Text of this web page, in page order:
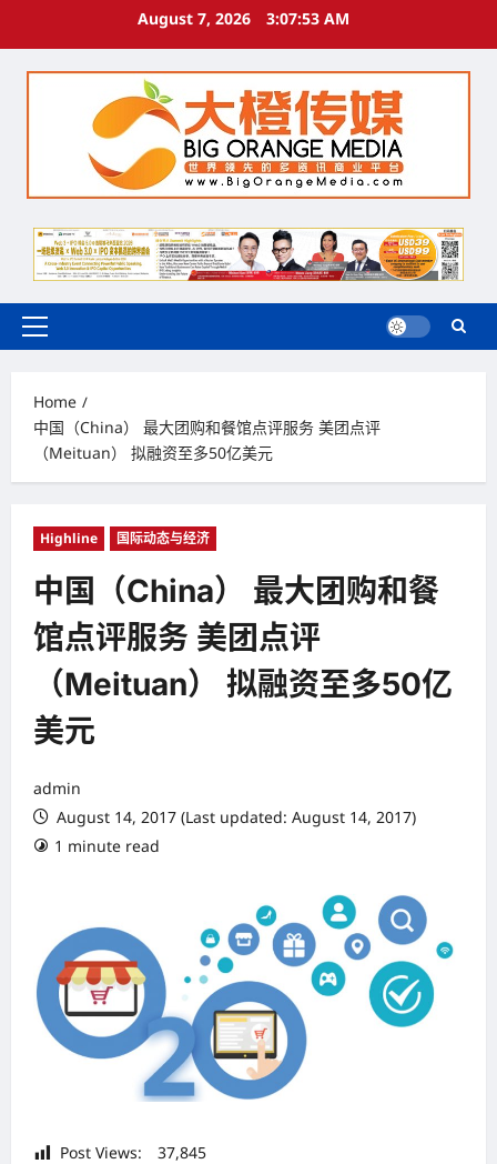
August 7, 2026 3:07:54 AM
Primary
Home
中国（China） 最大团购和餐馆点评服务 美团点评
（Meituan） 拟融资至多50亿美元
Highline 国际动态与经济
中国（China） 最大团购和餐
馆点评服务 美团点评
（Meituan） 拟融资至多50亿
美元
admin
August 14, 2017 (Last updated: August 14, 2017)
1 minute read
Post Views: 37,845